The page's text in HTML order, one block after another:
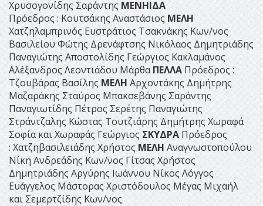
Χρυσογονίδης Σαράντης ΜΕΝΗΙΔΑ
Πρόεδρος : Κουτσάκης Αναστάσιος ΜΕΛΗ
Χατζηλαμπρινός Ευστράτιος Τσακνάκης Κων/νος
Βασιλείου Φώτης Δρενάφτσης Νικόλαος Δημητριάδης
Παναγιώτης Αποστολίδης Γεώργιος Κακλαμάνος
Αλέξανδρος Λεοντιάδου ΜάρθαΠΕΛΛΑ Πρόεδρος :
Τζουβάρας ΒασίληςΜΕΛΗ Αρχοντάκης Δημήτρης
Μαζαράκης Σταύρος Μπακσεβάνης Σαράντης
Παναγιωτίδης Πέτρος Σερέτης Παναγιώτης
Στράντζαλης Κώστας Τουτζιάρης Δημήτρης Χωραφά
Σοφία και Χωραφάς Γεώργιος ΣΚΥΔΡΑΠρόεδρος
: Χατζηβασιλειάδης ΧρήστοςΜΕΛΗΑναγνωστοπούλου
Νίκη Ανδρεάδης Κων/νος Γίτσας Χρήστος
Δημητριάδης Αργύρης Ιωάννου Νίκος Λόγγος
Ευάγγελος Μάστορας Χριστόδουλος Μέγας Μιχαήλ
και Σεμερτζίδης Κων/νος